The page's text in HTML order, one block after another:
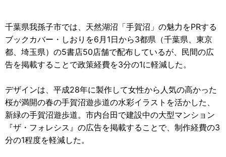
千葉県我孫子市では、天然湖沼「手賀沼」の魅力をPRする
ブックカバー・しおりを6月1日から3都県（千葉県、東京
都、埼玉県）の5書店50店舗で配布しているが、民間の広
告を掲載することで政策経費を3分の1に軽減した。
デザインは、平成28年に製作して女性から人気の高かった
桜が満開の春の手賀沼遊歩道の水彩イラストを活かした、
新緑の手賀沼遊歩道。市内台田で建設中の大型マンション
『ザ・ フォレシス』の広告を掲載することで、制作経費の3
分の1程度を軽減した。